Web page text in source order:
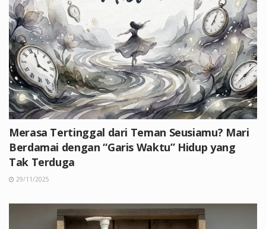
Merasa Tertinggal dari Teman Seusiamu? Mari
Berdamai dengan “Garis Waktu” Hidup yang
Tak Terduga
29/11/2025